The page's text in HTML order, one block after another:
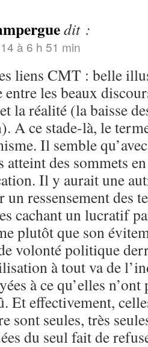
dit :
à 6 h 51 min
liens CMT : belle
entre les beaux
la réalité (la baisse
A ce stade-là, le
Il semble
atteint des sommets
Il y aurait une
un ressensement des
cachant un lucratif
plutôt que son
volonté politique
à tout va de
à ce qu’elles
Et effectivement,
sont seules, très
du seul fait de